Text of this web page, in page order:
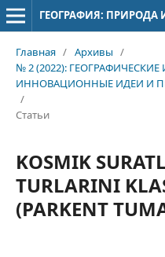
ГЕОГРАФИЯ: ПРИРОДА
Главная / Архивы /
№ 2 (2022):
ИННОВАЦИОННЫЕ ИДЕИ И
/
Статьи
KOSMIK
TURLARINI
(PARKENT